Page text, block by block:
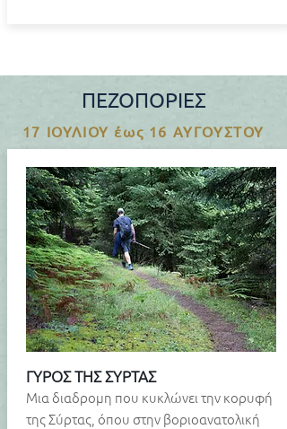
ΠΕΖΟΠΟΡΙΕΣ
17 ΙΟΥΛΙΟΥ έως 16 ΑΥΓΟΥΣΤΟΥ
ΔΕΥΤΕΡΑ
ΓΥΡΟΣ ΤΗΣ ΣΥΡΤΑΣ
Μια διαδρομη που κυκλώνει την κορυφή
της Σύρτας, όπου στην βοριοανατολική